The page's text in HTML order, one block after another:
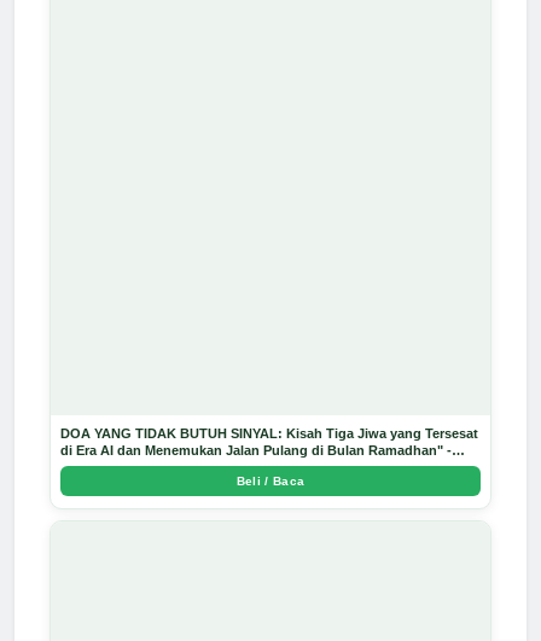
DOA YANG TIDAK BUTUH SINYAL: Kisah Tiga Jiwa yang Tersesat
di Era AI dan Menemukan Jalan Pulang di Bulan Ramadhan" -
Arda Dinata
Beli / Baca